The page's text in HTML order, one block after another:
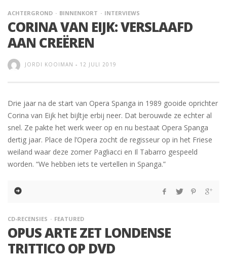
ACHTERGROND BINNENKORT INTERVIEWS
CORINA VAN EIJK: VERSLAAFD
AAN CREËREN
JORDI KOOIMAN - 12 JULI 2019
Drie jaar na de start van Opera Spanga in 1989 gooide oprichter
Corina van Eijk het bijltje erbij neer. Dat berouwde ze echter al
snel. Ze pakte het werk weer op en nu bestaat Opera Spanga
dertig jaar. Place de l’Opera zocht de regisseur op in het Friese
weiland waar deze zomer Pagliacci en Il Tabarro gespeeld
worden. “We hebben iets te vertellen in Spanga.”
CD-RECENSIES FEATURED
OPUS ARTE ZET LONDENSE
TRITTICO OP DVD